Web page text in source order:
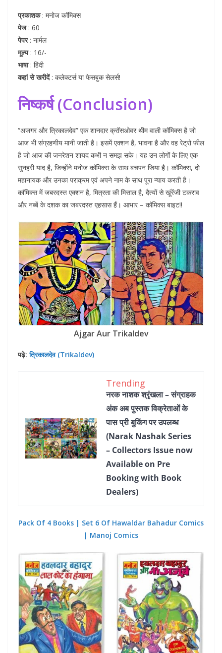
प्रकाशक: मनोज कॉमिक्स
पेज: 60
पेपर: नार्मल
मूल्य: 16/-
भाषा: हिंदी
कहां से खरीदें: कलेक्टर्स या फेसबुक सेलर्स!
निष्कर्ष (Conclusion)
“अजगर और त्रिकालदेव” एक शानदार क्रॉसओवर थीम वाली कॉमिक्स है जो
आज भी संग्रहणीय मानी जाती है। इसमें एक्शन है, भावना है और वह रेट्रो फील
है जो आज की जनरेशन शायद कभी न समझ सके। यह उन लोगों के लिए एक
सुनहरी याद है, जिन्होंने मनोज कॉमिक्स के साथ बचपन जिया है। कॉमिक्स, दो
महानायक और उनका पराक्रम एवं अपने नाम के साथ पूरा न्याय करती है।
काॅमिक्स में जबरदस्त एक्शन है, मित्रता की मिसाल है, दैत्यों से खूंरेंजी टकराव
और नब्बें के दशक का जबरदस्त एहसास हैं। आभार – कॉमिक्स बाइट!!
Ajgar Aur Trikaldev
पढ़े:त्रिकालदेव (Trikaldev)
Trending
नरक नाशक श्रृंखला – संग्राहक
अंक अब पुस्तक विक्रेताओं के
पास प्री बुकिंग पर उपलब्ध
(Narak Nashak Series
– Collectors Issue now
Available on Pre
Booking with Book
Dealers)
Pack Of 4 Books | Set 6 Of Hawaldar Bahadur Comics
| Manoj Comics